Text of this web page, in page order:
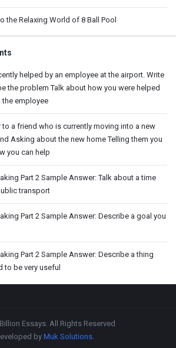
the Relaxing World of 8 Ball Pool
helped by an employee at the airport. Write
the problem Talk about how you were helped
employee
to a friend who is currently moving into a new
Asking about the new home Telling them you
you can help
Part 2 Sample Answer: Talk about a time
transport
Part 2 Sample Answer: Describe a goal you
Part 2 Sample Answer: Describe a thing
to be very useful
Essays. All Rights Reserved
by Muk Solutions.